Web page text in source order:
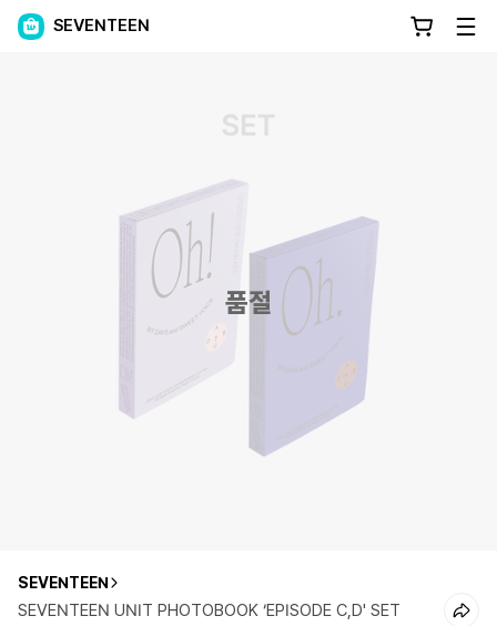
SEVENTEEN
품절
SEVENTEEN
SEVENTEEN UNIT PHOTOBOOK ‘EPISODE C,D' SET